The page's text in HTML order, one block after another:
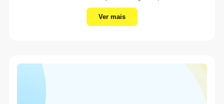
Ver mais